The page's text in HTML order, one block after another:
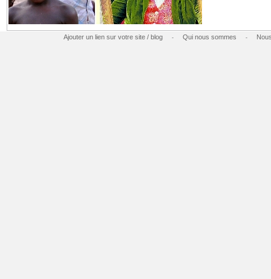
Ajouter un lien sur votre site / blog - Qui nous sommes -